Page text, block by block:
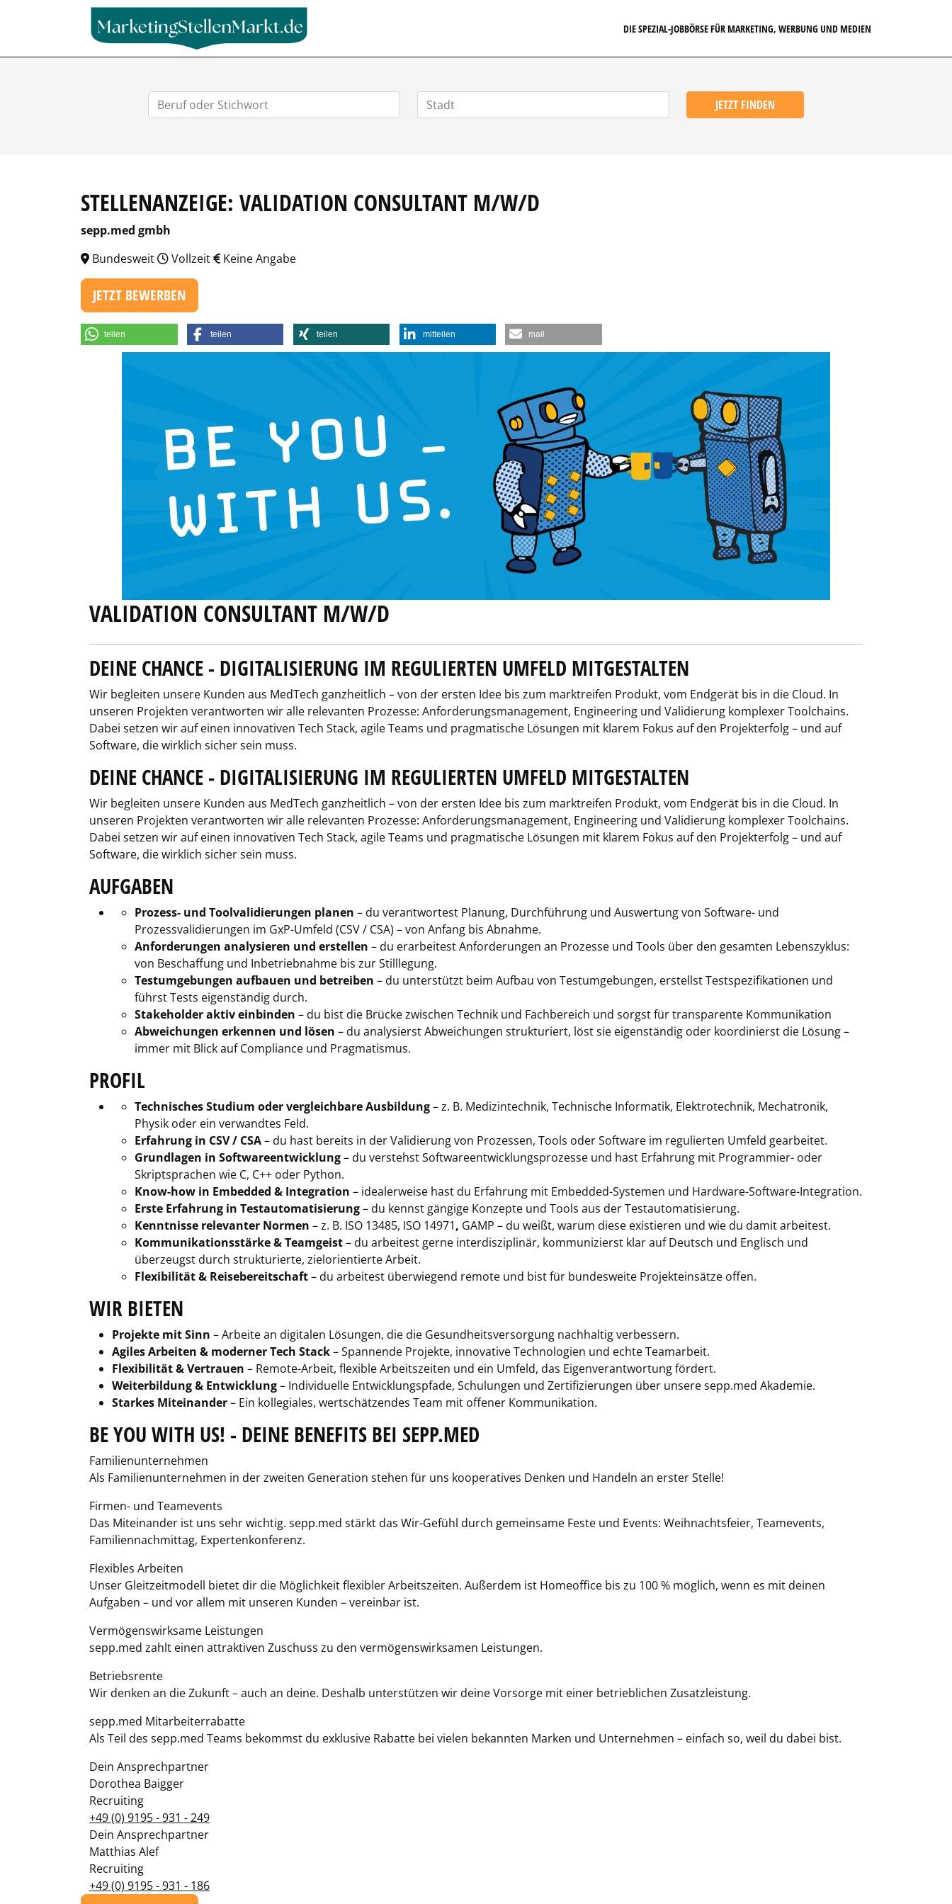
DIE SPEZIAL-JOBBÖRSE FÜR MARKETING, WERBUNG UND MEDIEN
JETZT FINDEN
STELLENANZEIGE: VALIDATION CONSULTANT M/W/D
sepp.med gmbh
Bundesweit
Vollzeit Keine Angabe
JETZT BEWERBEN
teilen teilen teilen mitteilen mail
VALIDATION CONSULTANT M/W/D
DEINE CHANCE - DIGITALISIERUNG IM REGULIERTEN UMFELD MITGESTALTEN
Wir begleiten unsere Kunden aus MedTech ganzheitlich – von der ersten Idee bis zum marktreifen Produkt, vom Endgerät bis in die Cloud. In
unseren Projekten verantworten wir alle relevanten Prozesse: Anforderungsmanagement, Engineering und Validierung komplexer Toolchains.
Dabei setzen wir auf einen innovativen Tech Stack, agile Teams und pragmatische Lösungen mit klarem Fokus auf den Projekterfolg – und auf
Software, die wirklich sicher sein muss.
DEINE CHANCE - DIGITALISIERUNG IM REGULIERTEN UMFELD MITGESTALTEN
Wir begleiten unsere Kunden aus MedTech ganzheitlich – von der ersten Idee bis zum marktreifen Produkt, vom Endgerät bis in die Cloud. In
unseren Projekten verantworten wir alle relevanten Prozesse: Anforderungsmanagement, Engineering und Validierung komplexer Toolchains.
Dabei setzen wir auf einen innovativen Tech Stack, agile Teams und pragmatische Lösungen mit klarem Fokus auf den Projekterfolg – und auf
Software, die wirklich sicher sein muss.
AUFGABEN
Prozess- und Toolvalidierungen planen – du verantwortest Planung, Durchführung und Auswertung von Software- und
Prozessvalidierungen im GxP-Umfeld (CSV / CSA) – von Anfang bis Abnahme.
Anforderungen analysieren und erstellen – du erarbeitest Anforderungen an Prozesse und Tools über den gesamten Lebenszyklus:
von Beschaffung und Inbetriebnahme bis zur Stilllegung.
Testumgebungen aufbauen und betreiben – du unterstützt beim Aufbau von Testumgebungen, erstellst Testspezifikationen und
führst Tests eigenständig durch.
Stakeholder aktiv einbinden – du bist die Brücke zwischen Technik und Fachbereich und sorgst für transparente Kommunikation
Abweichungen erkennen und lösen – du analysierst Abweichungen strukturiert, löst sie eigenständig oder koordinierst die Lösung –
immer mit Blick auf Compliance und Pragmatismus.
PROFIL
Technisches Studium oder vergleichbare Ausbildung– z. B. Medizintechnik, Technische Informatik, Elektrotechnik, Mechatronik,
Physik oder ein verwandtes Feld.
Erfahrung in CSV / CSA– du hast bereits in der Validierung von Prozessen, Tools oder Software im regulierten Umfeld gearbeitet.
Grundlagen in Softwareentwicklung– du verstehst Softwareentwicklungsprozesse und hast Erfahrung mit Programmier- oder
Skriptsprachen wie C, C++ oder Python.
Know-how in Embedded & Integration – idealerweise hast du Erfahrung mit Embedded-Systemen und Hardware-Software-Integration.
Erste Erfahrung in Testautomatisierung– du kennst gängige Konzepte und Tools aus der Testautomatisierung.
Kenntnisse relevanter Normen – z. B. ISO 13485, ISO 14971, GAMP – du weißt, warum diese existieren und wie du damit arbeitest.
Kommunikationsstärke & Teamgeist– du arbeitest gerne interdisziplinär, kommunizierst klar auf Deutsch und Englisch und
überzeugst durch strukturierte, zielorientierte Arbeit.
Flexibilität & Reisebereitschaft– du arbeitest überwiegend remote und bist für bundesweite Projekteinsätze offen.
WIR BIETEN
Projekte mit Sinn – Arbeite an digitalen Lösungen, die die Gesundheitsversorgung nachhaltig verbessern.
Agiles Arbeiten & moderner Tech Stack– Spannende Projekte, innovative Technologien und echte Teamarbeit.
Flexibilität & Vertrauen – Remote-Arbeit, flexible Arbeitszeiten und ein Umfeld, das Eigenverantwortung fördert.
Weiterbildung & Entwicklung– Individuelle Entwicklungspfade, Schulungen und Zertifizierungen über unsere sepp.med Akademie.
Starkes Miteinander– Ein kollegiales, wertschätzendes Team mit offener Kommunikation.
BE YOU WITH US! - DEINE BENEFITS BEI SEPP.MED
Familienunternehmen
Als Familienunternehmen in der zweiten Generation stehen für uns kooperatives Denken und Handeln an erster Stelle!
Firmen- und Teamevents
Das Miteinander ist uns sehr wichtig. sepp.med stärkt das Wir-Gefühl durch gemeinsame Feste und Events: Weihnachtsfeier, Teamevents,
Familiennachmittag, Expertenkonferenz.
Flexibles Arbeiten
Unser Gleitzeitmodell bietet dir die Möglichkeit flexibler Arbeitszeiten. Außerdem ist Homeoffice bis zu 100 % möglich, wenn es mit deinen
Aufgaben – und vor allem mit unseren Kunden – vereinbar ist.
Vermögenswirksame Leistungen
sepp.med zahlt einen attraktiven Zuschuss zu den vermögenswirksamen Leistungen.
Betriebsrente
Wir denken an die Zukunft – auch an deine. Deshalb unterstützen wir deine Vorsorge mit einer betrieblichen Zusatzleistung.
sepp.med Mitarbeiterrabatte
Als Teil des sepp.med Teams bekommst du exklusive Rabatte bei vielen bekannten Marken und Unternehmen – einfach so, weil du dabei bist.
Dein Ansprechpartner
Dorothea Baigger
Recruiting
+49 (0) 9195 - 931 - 249
Dein Ansprechpartner
Matthias Alef
Recruiting
+49 (0) 9195 - 931 - 186